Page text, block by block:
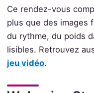
Ce rendez-vous
plus que des images
du rythme, du poids
lisibles. Retrouvez
jeu vidéo.